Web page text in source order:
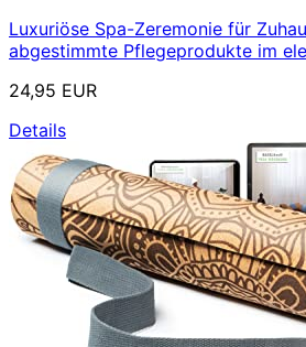
Luxuriöse Spa-Zeremonie für
abgestimmte Pflegeprodukte im
24,95 EUR
Details